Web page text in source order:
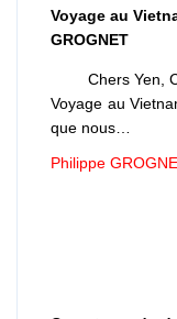
Voyage au
GROGNET
Chers Yen,
Voyage au
que nous…
Philippe